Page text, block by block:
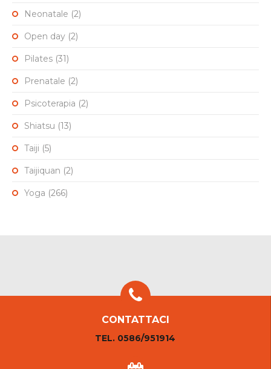
Neonatale (2)
Open day (2)
Pilates (31)
Prenatale (2)
Psicoterapia (2)
Shiatsu (13)
Taiji (5)
Taijiquan (2)
Yoga (266)
CONTATTACI
TEL. 0586/951914